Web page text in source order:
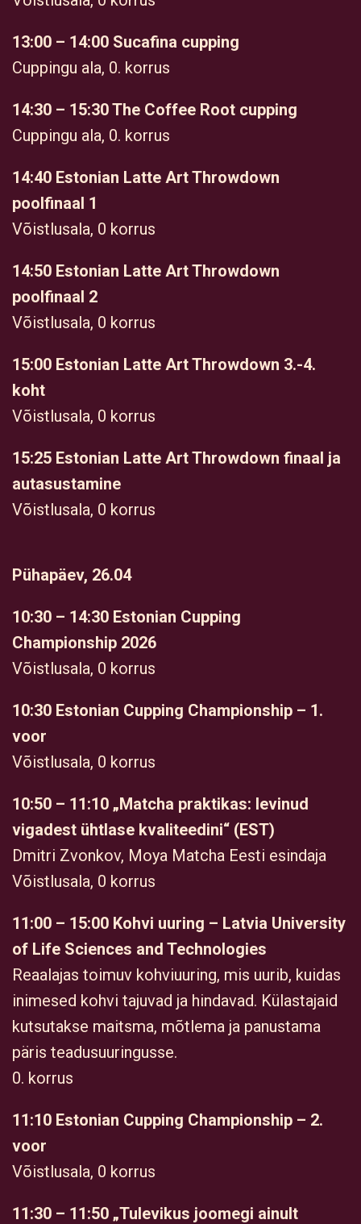
13:00 – 14:00 Sucafina cupping
Cuppingu ala, 0. korrus
14:30 – 15:30 The Coffee Root cupping
Cuppingu ala, 0. korrus
14:40 Estonian Latte Art Throwdown
poolfinaal 1
Võistlusala, 0 korrus
14:50 Estonian Latte Art Throwdown
poolfinaal 2
Võistlusala, 0 korrus
15:00 Estonian Latte Art Throwdown 3.-4.
koht
Võistlusala, 0 korrus
15:25 Estonian Latte Art Throwdown finaal ja
autasustamine
Võistlusala, 0 korrus
Pühapäev, 26.04
10:30 – 14:30 Estonian Cupping
Championship 2026
Võistlusala, 0 korrus
10:30 Estonian Cupping Championship – 1.
voor
Võistlusala, 0 korrus
10:50 – 11:10 „Matcha praktikas: levinud
vigadest ühtlase kvaliteedini“ (EST)
Dmitri Zvonkov, Moya Matcha Eesti esindaja
Võistlusala, 0 korrus
11:00 – 15:00 Kohvi uuring – Latvia University
of Life Sciences and Technologies
Reaalajas toimuv kohviuuring, mis uurib, kuidas
inimesed kohvi tajuvad ja hindavad. Külastajaid
kutsutakse maitsma, mõtlema ja panustama
päris teadusuuringusse.
0. korrus
11:10 Estonian Cupping Championship – 2.
voor
Võistlusala, 0 korrus
11:30 – 11:50 „Tulevikus joomegi ainult